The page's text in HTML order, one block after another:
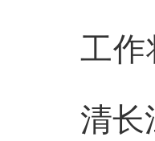
工
清长